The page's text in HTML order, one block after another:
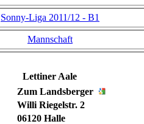
Sonny-Liga 2011/12 - B1
Mannschaft
Lettiner Aale
Zum Landsberger
Willi Riegelstr. 2
06120 Halle